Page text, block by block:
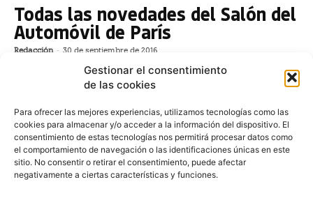
Gestionar el consentimiento
de las cookies
Para ofrecer las mejores experiencias, utilizamos tecnologías como las
cookies para almacenar y/o acceder a la información del dispositivo. El
consentimiento de estas tecnologías nos permitirá procesar datos como
el comportamiento de navegación o las identificaciones únicas en este
sitio. No consentir o retirar el consentimiento, puede afectar
negativamente a ciertas características y funciones.
Todas las novedades del Salón del
Automóvil de París
Redacción - 30 de septiembre de 2016
El Salón del Automóvil de París acaba de clausurar
sus jornadas profesionales y ahora le toca el turno al
se han podido contemplar en la cita parisina.
Las mejores novedades del Salón
de París que llegan para flotas,
empresas y autónomos